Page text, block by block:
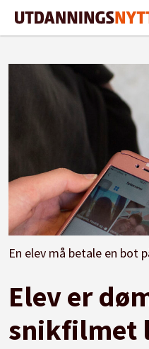
En elev må betale en bot på 7200 kroner og fikk mobiltelefonen inndratt for å ha snikfilmet under kjolen på en lærer.
Elev er
snikfilmet